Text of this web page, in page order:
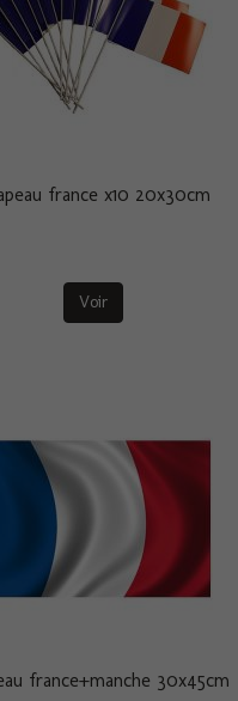
france x10 20x30cm
Voir
france+manche 30x45cm